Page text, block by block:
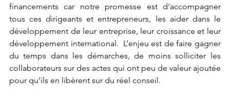
financements car notre promesse est d'accompagner
tous ces dirigeants et entrepreneurs, les aider dans le
développement de leur entreprise, leur croissance et leur
développement international.  L’enjeu est de faire gagner
du temps dans les démarches, de moins solliciter les
collaborateurs sur des actes qui ont peu de valeur ajoutée
pour qu’ils en libèrent sur du réel conseil.